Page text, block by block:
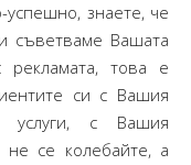
знаете, че
съветваме Вашата
това е
си с Вашия
с Вашия
се колебайте, а